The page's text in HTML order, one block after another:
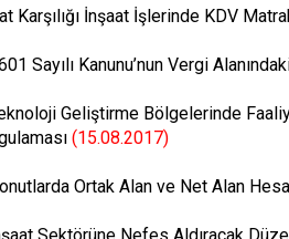
Karşılığı İnşaat İşlerinde KDV
Sayılı Kanunu’nun Vergi
Geliştirme Bölgelerinde
(15.08.2017)
Ortak Alan ve Net Alan